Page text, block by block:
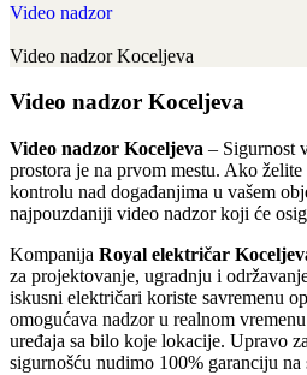
Video nadzor
Video nadzor Koceljeva
Video nadzor Koceljeva
Video nadzor Koceljeva – Sigurnost
prostora je na prvom mestu. Ako
kontrolu nad događanjima u vašem
najpouzdaniji video nadzor koji će
Kompanija Royal električar
za projektovanje, ugradnju i
iskusni električari koriste savremenu
omogućava nadzor u realnom
uređaja sa bilo koje lokacije. Upravo
sigurnošću nudimo 100% garanciju na